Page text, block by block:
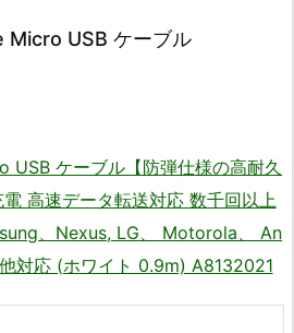
USB ケーブル
ケーブル【防弾仕様の高耐久
高速データ転送対応 数千回以上
、Nexus, LG、 Motorola、 An
対応 (ホワイト 0.9m) A8132021